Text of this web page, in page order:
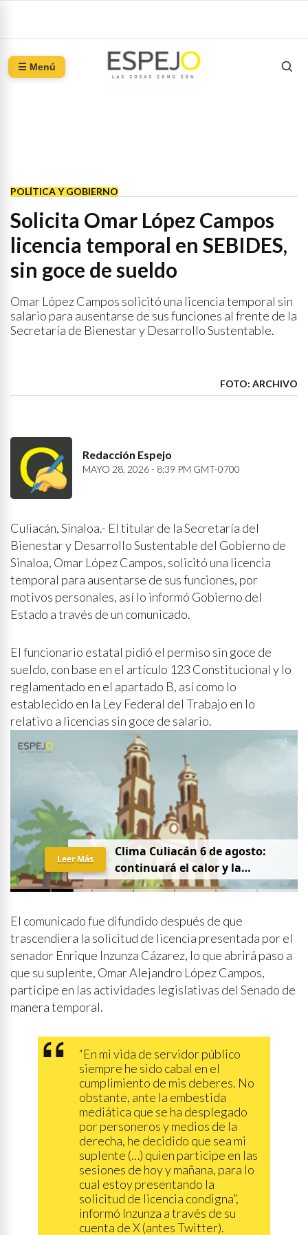
☰ Menú
POLÍTICA Y GOBIERNO
Solicita Omar López Campos
licencia temporal en SEBIDES,
sin goce de sueldo
Omar López Campos solicitó una licencia temporal sin
salario para ausentarse de sus funciones al frente de la
Secretaría de Bienestar y Desarrollo Sustentable.
FOTO: ARCHIVO
Redacción Espejo
MAYO 28, 2026 - 8:39 PM GMT-0700
Culiacán, Sinaloa.- El titular de la Secretaría del
Bienestar y Desarrollo Sustentable del Gobierno de
Sinaloa, Omar López Campos, solicitó una licencia
temporal para ausentarse de sus funciones, por
motivos personales, así lo informó Gobierno del
Estado a través de un comunicado.
El funcionario estatal pidió el permiso sin goce de
sueldo, con base en el artículo 123 Constitucional y lo
reglamentado en el apartado B, así como lo
establecido en la Ley Federal del Trabajo en lo
relativo a licencias sin goce de salario.
Clima Culiacán 6 de agosto:
continuará el calor y la
probabilidad de lluvia
Leer Más
El comunicado fue difundido después de que
trascendiera la solicitud de licencia presentada por el
senador Enrique Inzunza Cázarez, lo que abrirá paso a
que su suplente, Omar Alejandro López Campos,
participe en las actividades legislativas del Senado de
manera temporal.
“En mi vida de servidor público
siempre he sido cabal en el
cumplimiento de mis deberes. No
obstante, ante la embestida
mediática que se ha desplegado
por personeros y medios de la
derecha, he decidido que sea mi
suplente (…) quien participe en las
sesiones de hoy y mañana, para lo
cual estoy presentando la
solicitud de licencia condigna”,
informó Inzunza a través de su
cuenta de X (antes Twitter).